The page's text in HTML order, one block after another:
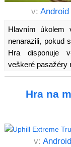
v: Android
Hlavním
nenarazili, pokud
Hra disponuje
veškeré pasažéry
Hra na
v: